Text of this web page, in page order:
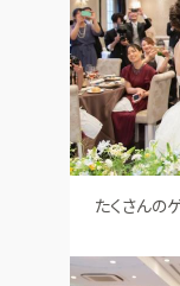
たくさんの